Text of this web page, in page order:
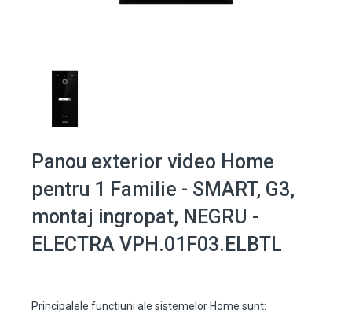
Panou exterior video Home
pentru 1 Familie - SMART, G3,
montaj ingropat, NEGRU -
ELECTRA VPH.01F03.ELBTL
Principalele functiuni ale sistemelor Home sunt: